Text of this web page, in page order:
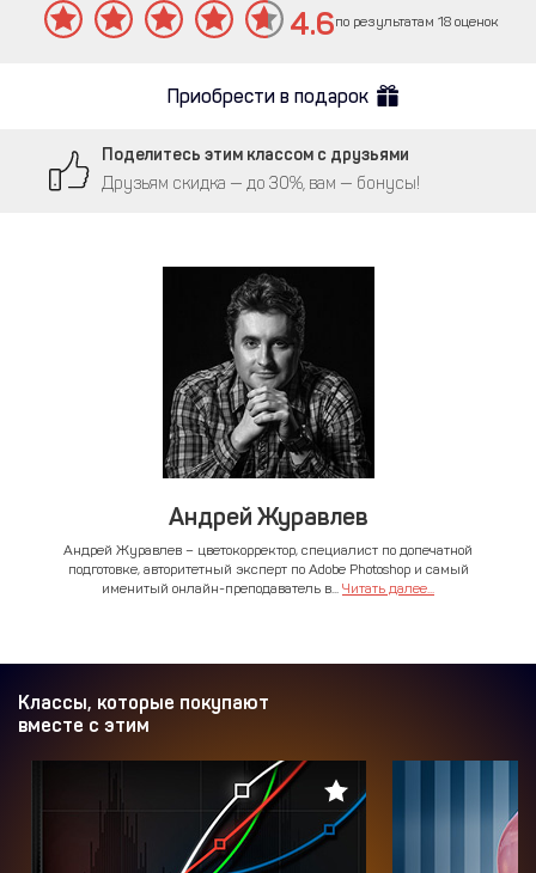
4.6по результатам 18 оценок
Приобрести в подарок
Поделитесь этим классом с друзьями
Друзьям скидка — до 30%, вам — бонусы!
Андрей Журавлев
Андрей Журавлев – цветокорректор, специалист по допечатной
подготовке, авторитетный эксперт по Adobe Photoshop и самый
именитый онлайн-преподаватель в... Читать далее...
Классы, которые покупают
вместе с этим